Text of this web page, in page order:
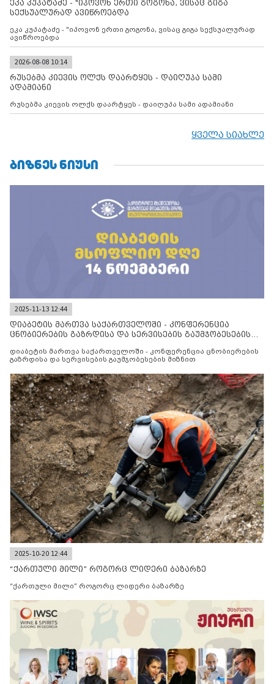
ფაქტობრივი ანექსიისკენ
ეკა კუპატაძე - "იპოვონ ერთი გოგონა, ვისაც გიგა
სექსუალურად ავიწროებდა
ეკა კუპატაძე - "იპოვონ ერთი გოგონა, ვისაც გიგა სექსუალურად
ავიწროებდა
2026-08-08 10:14
რუსებმა კიევის ოლქს დაარტყეს - დაიღუპა სამი
ადამიანი
რუსებმა კიევის ოლქს დაარტყეს - დაიღუპა სამი ადამიანი
ყველა სიახლე
ᲑᲘᲖᲜᲔᲡ ᲜᲘᲣᲡᲘ
2025-11-13 12:44
დიაბეტის მართვა საქართველოში - კონფერენცია
ცნობიერების გაზრდისა და სერვისების გაუმჯობესების
დიაბეტის მართვა საქართველოში - კონფერენცია ცნობიერების
გაზრდისა და სერვისების გაუმჯობესების მიზნით
2025-10-20 12:44
“ქართული მილი” როგორც ლიდერი ბაზარზე
“ქართული მილი” როგორც ლიდერი ბაზარზე